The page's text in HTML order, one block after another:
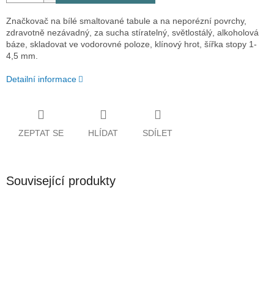
Značkovač na bílé smaltované tabule a na neporézní povrchy,
zdravotně nezávadný, za sucha stíratelný, světlostálý, alkoholová
báze, skladovat ve vodorovné poloze, klínový hrot, šířka stopy 1-
4,5 mm.
Detailní informace
ZEPTAT SE HLÍDAT SDÍLET
Související produkty